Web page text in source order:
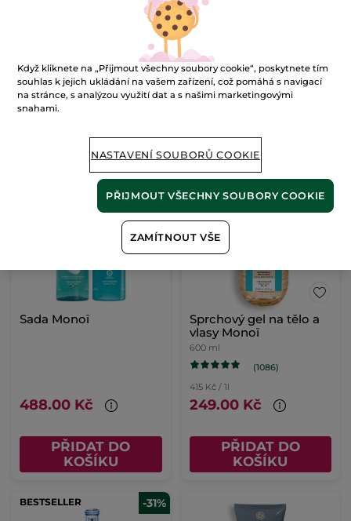
(966)
2780 Kč / 100ml
139.00 Kč
VYBRAT BARVU
(25)
Parfémová voda Verte
Envolée
Flakon
(485)
15900 Kč / 1l
PŘIDAT DO
KOŠÍKU
Sada Monoï
488.00 Kč
PŘIDAT DO
KOŠÍKU
Sprchový gel na tělo a
vlasy Monoï
600 ml
(1086)
415 Kč / 1l
249.00 Kč
PŘIDAT DO
KOŠÍKU
BESTSELLER -31%
Když kliknete na „Přijmout všechny soubory cookie“, poskytnete tím
souhlas k jejich ukládání na vašem zařízení, což pomáhá s navigací
na stránce, s analýzou využití dat a s našimi marketingovými
snahami.
NASTAVENÍ SOUBORŮ COOKIE
ZAMÍTNOUT VŠE
PŘIJMOUT VŠECHNY SOUBORY COOKIE